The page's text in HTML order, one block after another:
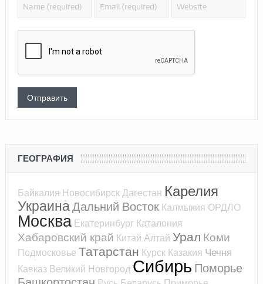
ГЕОГРАФИЯ
Байкалия НовосибирскДагестан Карелия
УкраинаДальний Восток Калмыкия ОРДЛО
Москва Екатеринбург Каталония
Хабаровский край Китай Алтай Урал Коми
Подмосковье Татарстан Курск Казакия Чечня
Кавказ Великий Новгород Сибирь Поморье